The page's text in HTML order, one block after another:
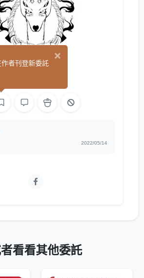
熙天 (0)
2022/05/14
看看其他委託
×
者刊登新委託